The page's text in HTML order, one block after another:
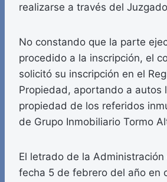
realizarse a través del
No constando que la parte
procedido a la inscripción, el
solicitó su inscripción en el
Propiedad, aportando a autos
propiedad de los referidos
de Grupo Inmobiliario Tormo
El letrado de la
fecha 5 de febrero del año en